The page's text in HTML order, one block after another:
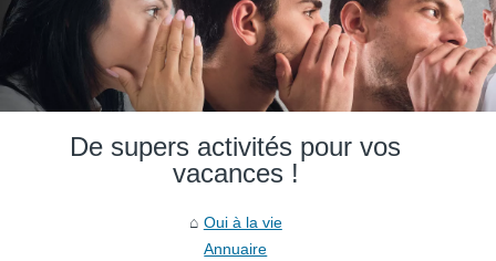
De supers activités pour vos
vacances !
Oui à la vie
Annuaire